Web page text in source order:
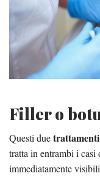
Filler o
Questi due
tratta in entrambi i
immediatamente